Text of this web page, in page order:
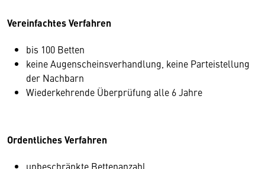
Vereinfachtes Verfahren
bis 100 Betten
keine Augenscheinsverhandlung, keine Parteistellung
der Nachbarn
Wiederkehrende Überprüfung alle 6 Jahre
Ordentliches Verfahren
unbeschränkte Bettenanzahl